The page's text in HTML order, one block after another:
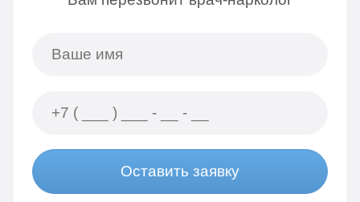
Оставить заявку